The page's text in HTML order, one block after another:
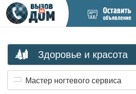
новое
Здоровье и красота
Мастер ногтевого сервиса